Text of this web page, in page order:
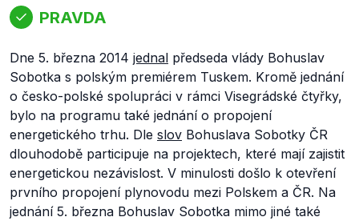
PRAVDA
Dne 5. března 2014 jednal předseda vlády Bohuslav
Sobotka s polským premiérem Tuskem. Kromě jednání
o česko-polské spolupráci v rámci Visegrádské čtyřky,
bylo na programu také jednání o propojení
energetického trhu. Dle slov Bohuslava Sobotky ČR
dlouhodobě participuje na projektech, které mají zajistit
energetickou nezávislost. V minulosti došlo k otevření
prvního propojení plynovodu mezi Polskem a ČR. Na
jednání 5. března Bohuslav Sobotka mimo jiné také